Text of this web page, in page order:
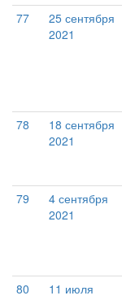
77
25 сентября
2021
78
18 сентября
2021
79
4 сентября
2021
80
11 июля